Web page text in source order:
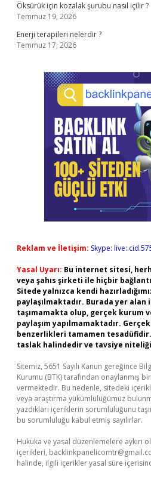
Öksürük için kozalak şurubu nasıl içilir ?
Temmuz 19, 2026
Enerji terapileri nelerdir ?
Temmuz 17, 2026
Reklam ve İletişim: Skype:
Yasal Uyarı: Bu internet sitesi,
veya şahıs şirketi ile hiçbir
Sitede yalnızca kendi
paylaşılmaktadır. Burada yer
taşımamakta olup, gerçek kurum
paylaşım yapılmamaktadır.
benzerlikleri tamamen
taslak halindedir ve tavsiye
Sitemiz, 5651 Sayılı Kanun gereğince
Kurumu (BTK) tarafından onaylanmış
vermektedir. Bu nedenle, sitedeki
veya araştırma yükümlülüğümüz
yazdıkları içeriklerin sorumluluğunu
bu sorumluluğu kabul etmiş sayılırlar.
Hukuka ve yasal düzenlemelere aykırı
içerikleri,
halinde, ilgili içerikler yasal süre